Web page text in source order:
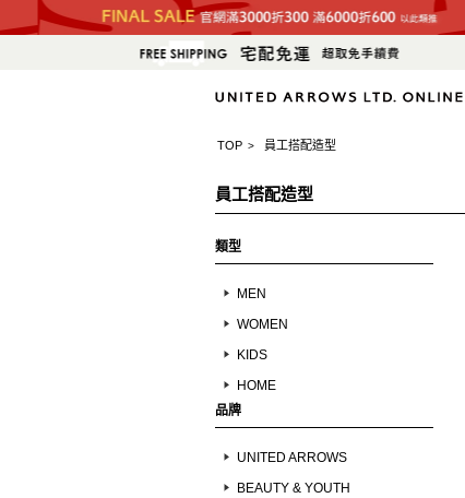
TOP > 員工搭配造型
員工搭配造型
類型
MEN
WOMEN
KIDS
HOME
品牌
UNITED ARROWS
BEAUTY & YOUTH